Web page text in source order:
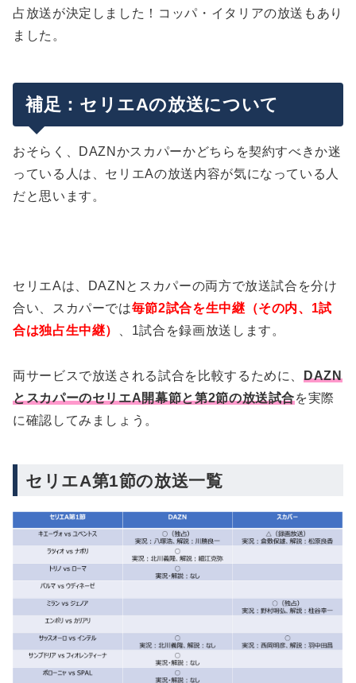
占放送が決定しました！コッパ・イタリアの放送もあり
ました。
補足：セリエAの放送について
おそらく、DAZNかスカパーかどちらを契約すべきか迷
っている人は、セリエAの放送内容が気になっている人
だと思います。
セリエAは、DAZNとスカパーの両方で放送試合を分け
合い、スカパーでは毎節2試合を生中継（その内、1試
合は独占生中継）
、1試合を録画放送します。
両サービスで放送される試合を比較するために、DAZN
とスカパーのセリエA開幕節と第2節の放送試合を実際
に確認してみましょう。
セリエA第1節の放送一覧